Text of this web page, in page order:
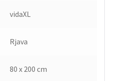
vidaXL
Rjava
80 x 200 cm